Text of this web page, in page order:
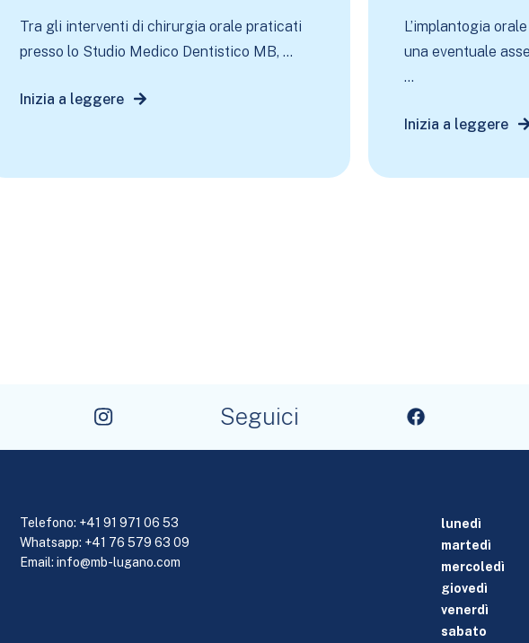
Tra gli interventi di chirurgia orale praticati
presso lo Studio Medico Dentistico MB, ...
Inizia a leggere
L’implantogia
una eventuale
...
Inizia a leggere
Seguici
Telefono: +41 91 971 06 53
Whatsapp: +41 76 579 63 09
Email: info@mb-lugano.com
lunedì
martedì
mercoledì
giovedì
venerdì
sabato